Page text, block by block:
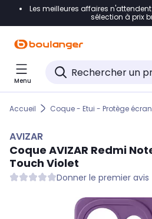
Accéder directement à la
Accéder directement au pied
Accéder directement au
Les meilleures affaires
sélection à prix
Menu
Accueil Coque - Etui - Protège écran
AVIZAR
Coque AVIZAR Redmi
Touch Violet
Donner le premier avis